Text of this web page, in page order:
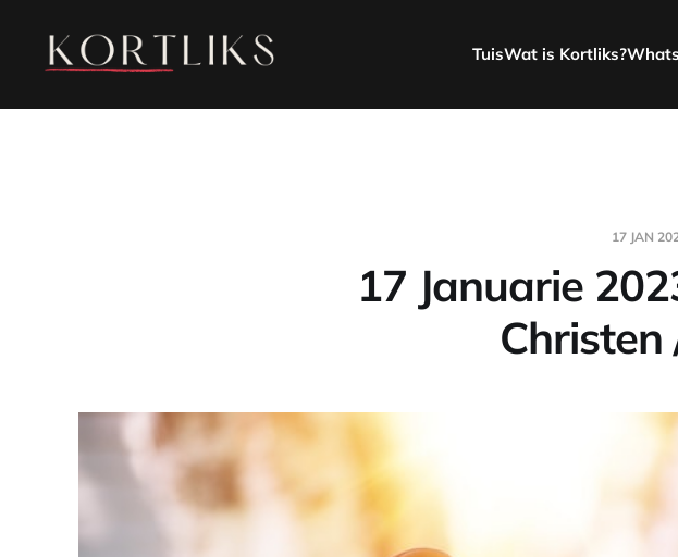
TuisWat is Kortliks?
17 JAN
17 Januarie
Christen